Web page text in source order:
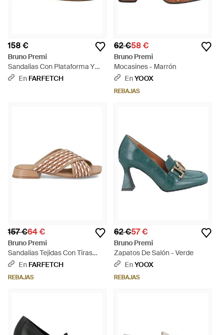
158 €
Bruno Premi
Sandalias Con Plataforma Y
Tiras Cruzadas - Marrón
En FARFETCH
62 €58 €
Bruno Premi
Mocasines - Marrón
EnYOOX
REBAJAS
157 €64 €
Bruno Premi
Sandalias Tejidas Con Tiras
Cruzadas - Marrón
En FARFETCH
REBAJAS
62 €57 €
Bruno Premi
Zapatos De Salón - Verde
EnYOOX
REBAJAS